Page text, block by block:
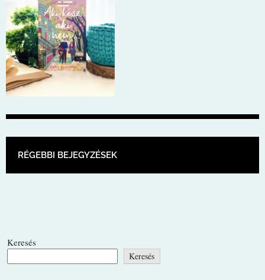
BEJEGYZÉS NAVIGÁCIÓ
RÉGEBBI BEJEGYZÉSEK
Keresés
Keresés